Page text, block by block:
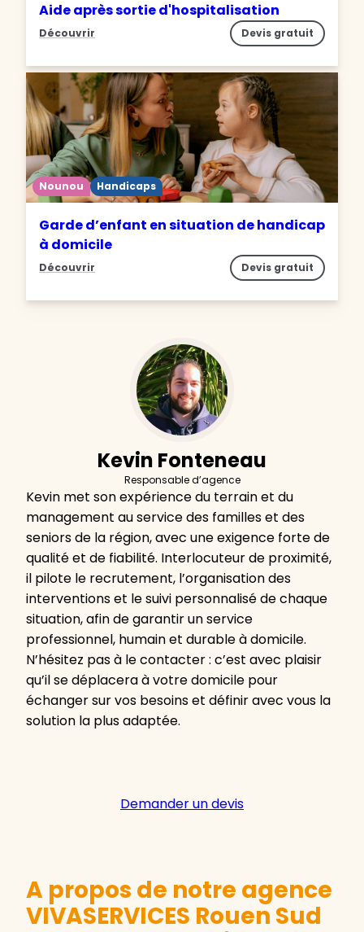
Aide après sortie d'hospitalisation
Découvrir Devis gratuit
Nounou Handicaps
Garde d’enfant en situation de handicap
à domicile
Découvrir Devis gratuit
Kevin Fonteneau
Responsable d’agence
Kevin met son expérience du terrain et du
management au service des familles et des
seniors de la région, avec une exigence forte de
qualité et de fiabilité. Interlocuteur de proximité,
il pilote le recrutement, l’organisation des
interventions et le suivi personnalisé de chaque
situation, afin de garantir un service
professionnel, humain et durable à domicile.
N’hésitez pas à le contacter : c’est avec plaisir
qu’il se déplacera à votre domicile pour
échanger sur vos besoins et définir avec vous la
solution la plus adaptée.
Demander un devis
A propos de notre agence
VIVASERVICES Rouen Sud